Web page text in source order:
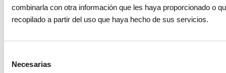
combinarla con otra información que les haya proporcionado o
recopilado a partir del uso que haya hecho de sus servicios.
Necesarias